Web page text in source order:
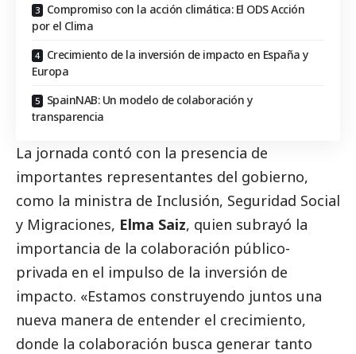
Compromiso con la acción climática: El ODS Acción
por el Clima
Crecimiento de la inversión de impacto en España y
Europa
SpainNAB: Un modelo de colaboración y
transparencia
La jornada contó con la presencia de
importantes representantes del gobierno,
como la ministra de Inclusión, Seguridad Social
y Migraciones, Elma Saiz, quien subrayó la
importancia de la colaboración público-
privada en el impulso de la inversión de
impacto. «Estamos construyendo juntos una
nueva manera de entender el crecimiento,
donde la colaboración busca generar tanto